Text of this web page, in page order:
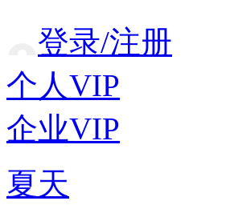
登录/注册
个人VIP
企业VIP
夏天